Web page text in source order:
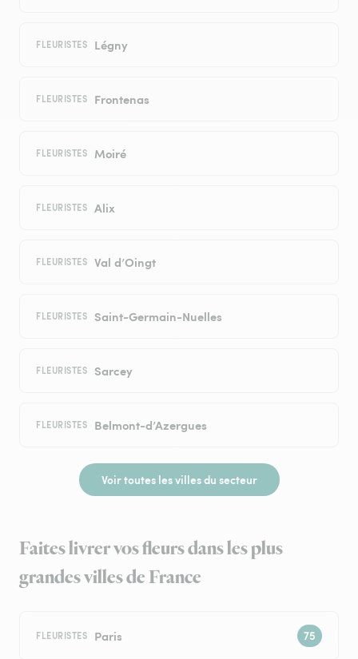
FLEURISTES Légny
FLEURISTES Frontenas
FLEURISTES Moiré
FLEURISTES Alix
FLEURISTES Val d’Oingt
FLEURISTES Saint-Germain-Nuelles
FLEURISTES Sarcey
FLEURISTES Belmont-d’Azergues
Voir toutes les villes du secteur
Faites livrer vos fleurs dans les plus
grandes villes de France
FLEURISTES Paris